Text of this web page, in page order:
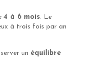
4 à 6 mois. Le
à trois fois par an
un équilibre